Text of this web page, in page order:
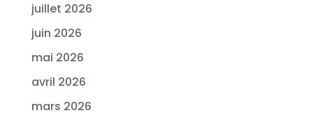
juillet 2026
juin 2026
mai 2026
avril 2026
mars 2026